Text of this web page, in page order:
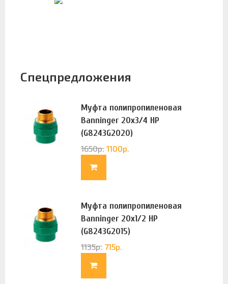
Спецпредложения
Муфта полипропиленовая
Banninger 20х3/4 НР
(G8243G2020)
1650р. 1100р.
Муфта полипропиленовая
Banninger 20х1/2 НР
(G8243G2015)
1135р. 715р.